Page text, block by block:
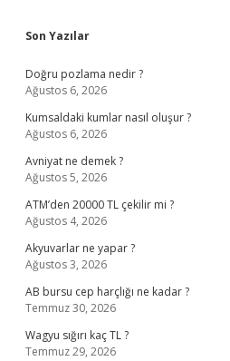
Sidebar
Son Yazılar
Doğru pozlama nedir ?
Ağustos 6, 2026
Kumsaldaki kumlar nasıl oluşur ?
Ağustos 6, 2026
Avniyat ne demek ?
Ağustos 5, 2026
ATM’den 20000 TL çekilir mi ?
Ağustos 4, 2026
Akyuvarlar ne yapar ?
Ağustos 3, 2026
AB bursu cep harçlığı ne kadar ?
Temmuz 30, 2026
Wagyu sığırı kaç TL ?
Temmuz 29, 2026